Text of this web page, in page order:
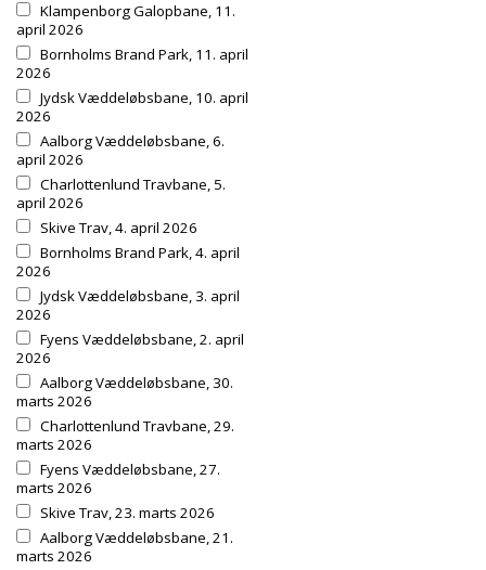
Klampenborg Galopbane, 11.
april 2026
Bornholms Brand Park, 11. april
2026
Jydsk Væddeløbsbane, 10. april
2026
Aalborg Væddeløbsbane, 6.
april 2026
Charlottenlund Travbane, 5.
april 2026
Skive Trav, 4. april 2026
Bornholms Brand Park, 4. april
2026
Jydsk Væddeløbsbane, 3. april
2026
Fyens Væddeløbsbane, 2. april
2026
Aalborg Væddeløbsbane, 30.
marts 2026
Charlottenlund Travbane, 29.
marts 2026
Fyens Væddeløbsbane, 27.
marts 2026
Skive Trav, 23. marts 2026
Aalborg Væddeløbsbane, 21.
marts 2026